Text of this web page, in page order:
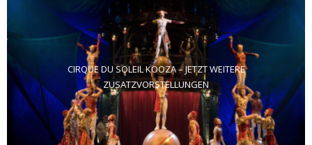
CIRQUE DU SOLEIL KOOZA – JETZT WEITERE
ZUSATZVORSTELLUNGEN